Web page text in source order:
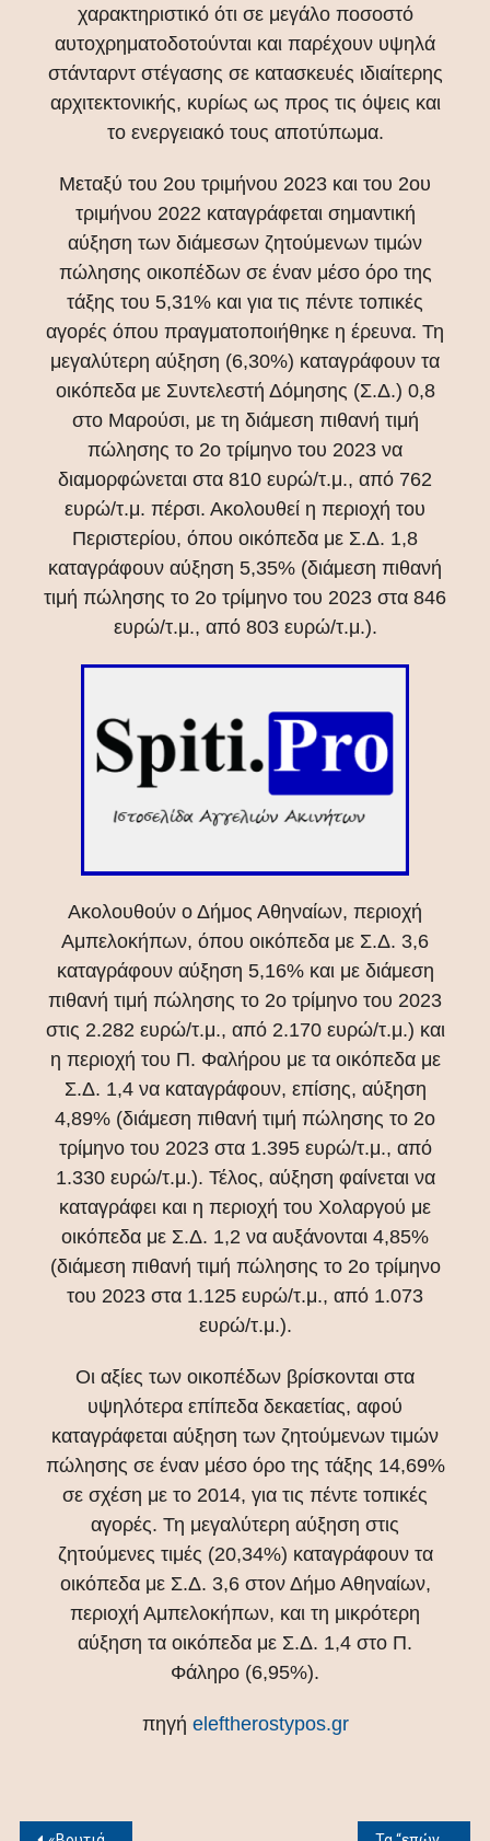
χαρακτηριστικό ότι σε μεγάλο ποσοστό
αυτοχρηματοδοτούνται και παρέχουν υψηλά
στάνταρντ στέγασης σε κατασκευές ιδιαίτερης
αρχιτεκτονικής, κυρίως ως προς τις όψεις και
το ενεργειακό τους αποτύπωμα.
Μεταξύ του 2ου τριμήνου 2023 και του 2ου
τριμήνου 2022 καταγράφεται σημαντική
αύξηση των διάμεσων ζητούμενων τιμών
πώλησης οικοπέδων σε έναν μέσο όρο της
τάξης του 5,31% και για τις πέντε τοπικές
αγορές όπου πραγματοποιήθηκε η έρευνα. Τη
μεγαλύτερη αύξηση (6,30%) καταγράφουν τα
οικόπεδα με Συντελεστή Δόμησης (Σ.Δ.) 0,8
στο Μαρούσι, με τη διάμεση πιθανή τιμή
πώλησης το 2ο τρίμηνο του 2023 να
διαμορφώνεται στα 810 ευρώ/τ.μ., από 762
ευρώ/τ.μ. πέρσι. Ακολουθεί η περιοχή του
Περιστερίου, όπου οικόπεδα με Σ.Δ. 1,8
καταγράφουν αύξηση 5,35% (διάμεση πιθανή
τιμή πώλησης το 2ο τρίμηνο του 2023 στα 846
ευρώ/τ.μ., από 803 ευρώ/τ.μ.).
Ακολουθούν ο Δήμος Αθηναίων, περιοχή
Αμπελοκήπων, όπου οικόπεδα με Σ.Δ. 3,6
καταγράφουν αύξηση 5,16% και με διάμεση
πιθανή τιμή πώλησης το 2ο τρίμηνο του 2023
στις 2.282 ευρώ/τ.μ., από 2.170 ευρώ/τ.μ.) και
η περιοχή του Π. Φαλήρου με τα οικόπεδα με
Σ.Δ. 1,4 να καταγράφουν, επίσης, αύξηση
4,89% (διάμεση πιθανή τιμή πώλησης το 2ο
τρίμηνο του 2023 στα 1.395 ευρώ/τ.μ., από
1.330 ευρώ/τ.μ.). Τέλος, αύξηση φαίνεται να
καταγράφει και η περιοχή του Χολαργού με
οικόπεδα με Σ.Δ. 1,2 να αυξάνονται 4,85%
(διάμεση πιθανή τιμή πώλησης το 2ο τρίμηνο
του 2023 στα 1.125 ευρώ/τ.μ., από 1.073
ευρώ/τ.μ.).
Οι αξίες των οικοπέδων βρίσκονται στα
υψηλότερα επίπεδα δεκαετίας, αφού
καταγράφεται αύξηση των ζητούμενων τιμών
πώλησης σε έναν μέσο όρο της τάξης 14,69%
σε σχέση με το 2014, για τις πέντε τοπικές
αγορές. Τη μεγαλύτερη αύξηση στις
ζητούμενες τιμές (20,34%) καταγράφουν τα
οικόπεδα με Σ.Δ. 3,6 στον Δήμο Αθηναίων,
περιοχή Αμπελοκήπων, και τη μικρότερη
αύξηση τα οικόπεδα με Σ.Δ. 1,4 στο Π.
Φάληρο (6,95%).
πηγή eleftherostypos.gr